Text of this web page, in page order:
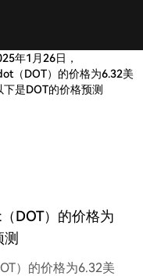
年1月26日，
（DOT）的价格为6.32美
下是DOT的价格预测
DOT）的价格为
）的价格为6.32美